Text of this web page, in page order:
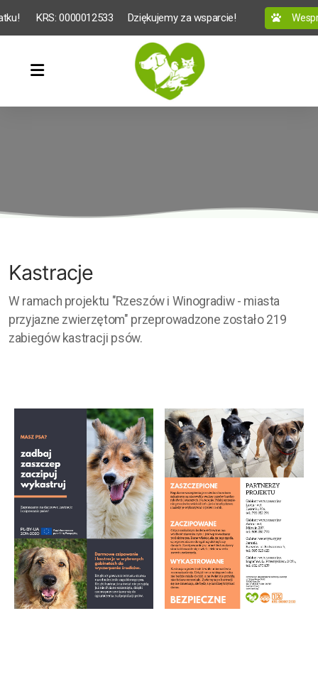
KRS: 0000012533 Dziękujemy za wsparcie!
Kastracje
W ramach projektu "Rzeszów i Winogradiw - miasta
przyjazne zwierzętom" przeprowadzone zostało 219
zabiegów kastracji psów.